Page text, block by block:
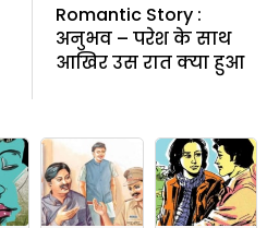
Romantic Story :
अनुभव – परेश के साथ
आखिर उस रात क्या हुआ